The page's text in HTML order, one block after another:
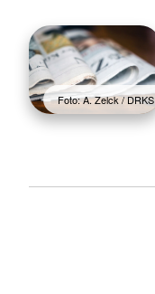
Foto: A. Zelck / DRKS